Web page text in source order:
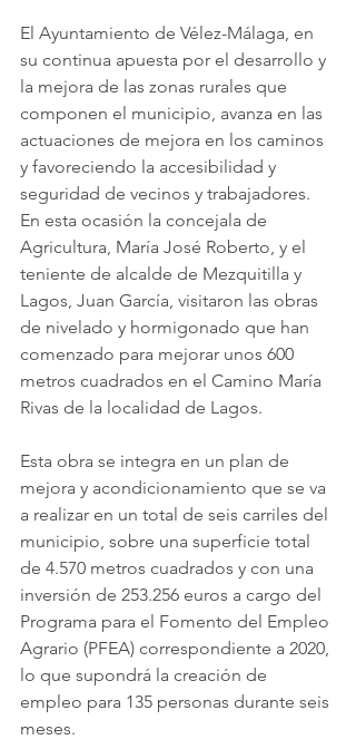
El Ayuntamiento de Vélez-Málaga, en
su continua apuesta por el desarrollo y
la mejora de las zonas rurales que
componen el municipio, avanza en las
actuaciones de mejora en los caminos
y favoreciendo la accesibilidad y
seguridad de vecinos y trabajadores.
En esta ocasión la concejala de
Agricultura, María José Roberto, y el
teniente de alcalde de Mezquitilla y
Lagos, Juan García, visitaron las obras
de nivelado y hormigonado que han
comenzado para mejorar unos 600
metros cuadrados en el Camino María
Rivas de la localidad de Lagos.
Esta obra se integra en un plan de
mejora y acondicionamiento que se va
a realizar en un total de seis carriles del
municipio, sobre una superficie total
de 4.570 metros cuadrados y con una
inversión de 253.256 euros a cargo del
Programa para el Fomento del Empleo
Agrario (PFEA) correspondiente a 2020,
lo que supondrá la creación de
empleo para 135 personas durante seis
meses.